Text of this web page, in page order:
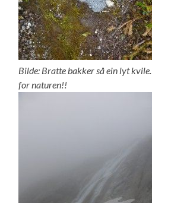
Bilde: Bratte bakker så ein lyt kvile.
for naturen!!